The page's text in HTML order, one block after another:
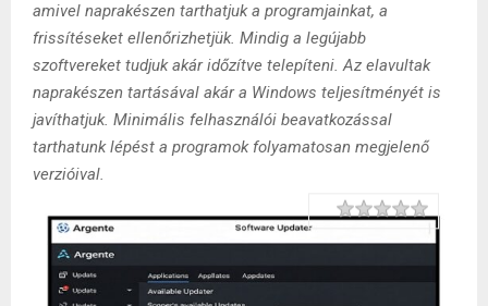
amivel naprakészen tarthatjuk a programjainkat, a
frissítéseket ellenőrizhetjük. Mindig a legújabb
szoftvereket tudjuk akár időzítve telepíteni. Az elavultak
naprakészen tartásával akár a Windows teljesítményét is
javíthatjuk. Minimális felhasználói beavatkozással
tarthatunk lépést a programok folyamatosan megjelenő
verzióival.
Rating 1 star
2 stars
3 stars
4 stars
5 stars